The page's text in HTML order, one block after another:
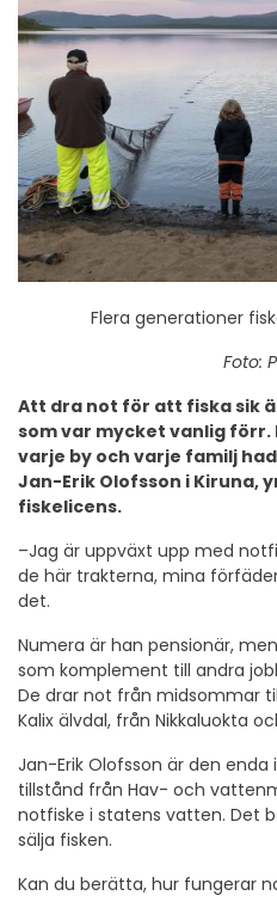
Flera generationer
Foto:
Att dra not för att fiska sik
som var mycket vanlig
varje by och varje familj
Jan-Erik Olofsson i Kiruna,
fiskelicens.
–Jag är uppväxt upp med
de här trakterna, mina
det.
Numera är han pensionär,
som komplement till andra
De drar not från midsommar
Kalix älvdal, från Nikkaluokta
Jan-Erik Olofsson är den
tillstånd från Hav- och
notfiske i statens vatten. Det
sälja fisken.
Kan du berätta, hur fungerar